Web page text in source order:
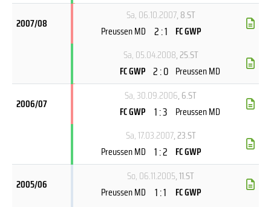
2007/08
Sa, 06.10.2007, 8.ST
Preussen MD 2 : 1 FC GWP
Sa, 05.04.2008, 25.ST
FC GWP 2 : 0 Preussen MD
2006/07
Sa, 30.09.2006, 6.ST
FC GWP 1 : 3 Preussen MD
Sa, 17.03.2007, 23.ST
Preussen MD 1 : 2 FC GWP
2005/06
So, 06.11.2005, 11.ST
Preussen MD 1 : 1
FC GWP